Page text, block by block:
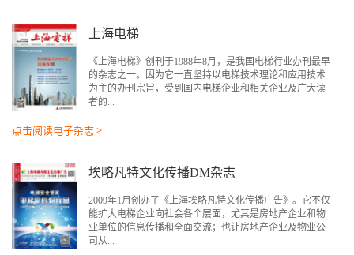
上海电梯
《上海电梯》创刊于1988年8月，是我国电梯行业办刊最早
的杂志之一。因为它一直坚持以电梯技术理论和应用技术
为主的办刊宗旨，受到国内电梯企业和相关企业及广大读
者的...
点击阅读电子杂志 >
埃略凡特文化传播DM杂志
2009年1月创办了《上海埃略凡特文化传播广告》。它不仅
能扩大电梯企业向社会各个层面，尤其是房地产企业和物
业单位的信息传播和全面交流；也让房地产企业及物业公
司从...